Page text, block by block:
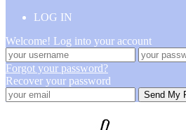
LOG IN
Welcome! Log into your account
Forgot your password?
Recover your password